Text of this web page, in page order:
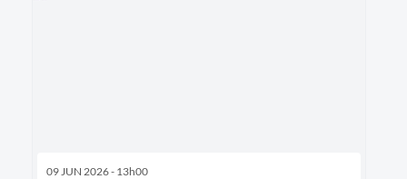
09 JUN 2026 - 13h00